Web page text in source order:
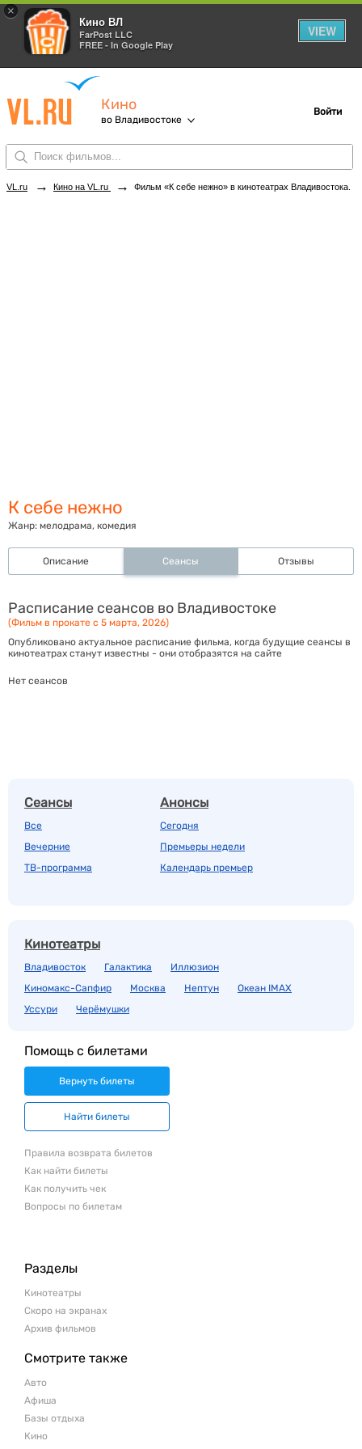
×
Кино ВЛ
FarPost LLC
FREE - In Google Play
VIEW
Кино
во Владивостоке
Войти
VL.ru → Кино на VL.ru → Фильм «К себе нежно» в кинотеатрах Владивостока. Купить билеты!
К себе нежно
Жанр: мелодрама, комедия
Описание Сеансы Отзывы
Расписание сеансов во Владивостоке
(Фильм в прокате с 5 марта, 2026)
Опубликовано актуальное расписание фильма, когда будущие сеансы в
кинотеатрах станут известны - они отобразятся на сайте
Нет сеансов
Сеансы
Все
Вечерние
ТВ-программа
Анонсы
Сегодня
Премьеры недели
Календарь премьер
Кинотеатры
Владивосток Галактика
Иллюзион
Киномакс-Сапфир
Москва Нептун
Океан IMAX
Уссури
Черёмушки
Помощь с билетами
Вернуть билеты
Найти билеты
Правила возврата билетов
Как найти билеты
Как получить чек
Вопросы по билетам
Разделы
Кинотеатры
Скоро на экранах
Архив фильмов
Смотрите также
Авто
Афиша
Базы отдыха
Кино